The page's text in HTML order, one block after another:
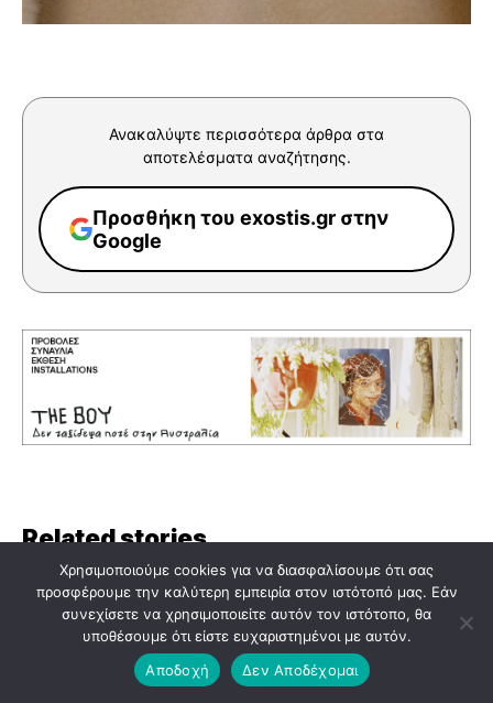
Ανακαλύψτε περισσότερα άρθρα στα
αποτελέσματα αναζήτησης.
Προσθήκη του exostis.gr στην
Google
Related stories
Χρησιμοποιούμε cookies για να διασφαλίσουμε ότι σας
προσφέρουμε την καλύτερη εμπειρία στον ιστότοπό μας. Εάν
συνεχίσετε να χρησιμοποιείτε αυτόν τον ιστότοπο, θα
υποθέσουμε ότι είστε ευχαριστημένοι με αυτόν.
Αποδοχή
Δεν Αποδέχομαι